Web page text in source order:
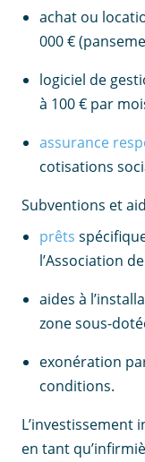
achat ou
000 €
logiciel de
à 100 € par
assurance
cotisations
Subventions et
prêts
l’Association
aides à
zone sous-
exonération
conditions.
L’investissement
en tant